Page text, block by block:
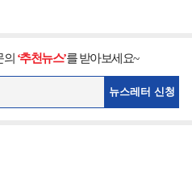
의 ‘추천뉴스’를 받아보세요~
뉴스레터 신청